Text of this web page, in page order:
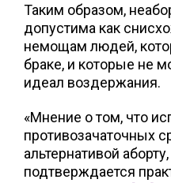
Таким образом,
допустима как
немощам людей,
браке, и которые не
идеал воздержания.
«Мнение о том, что
противозачаточных
альтернативой
подтверждается